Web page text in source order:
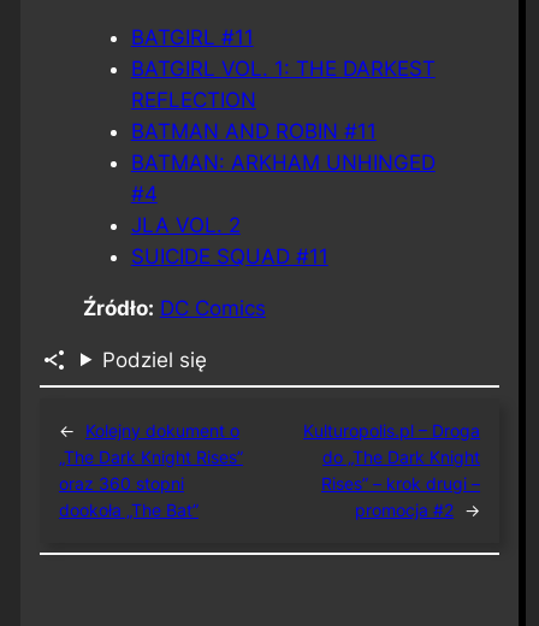
BATGIRL #11
BATGIRL VOL. 1: THE DARKEST
REFLECTION
BATMAN AND ROBIN #11
BATMAN: ARKHAM UNHINGED
#4
JLA VOL. 2
SUICIDE SQUAD #11
Źródło: DC Comics
Podziel się
←
Kolejny dokument o
„The Dark Knight Rises”
oraz 360 stopni
dookoła „The Bat”
Kulturopolis.pl – Droga
do „The Dark Knight
Rises” – krok drugi –
promocja #2 →